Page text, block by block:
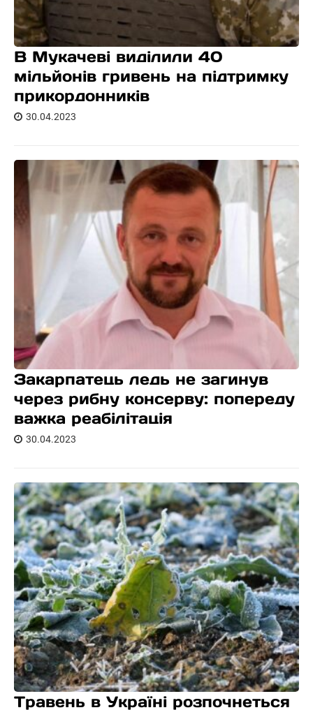
В Мукачеві виділили 40
мільйонів гривень на підтримку
прикордонників
30.04.2023
Закарпатець ледь не загинув
через рибну консерву: попереду
важка реабілітація
30.04.2023
Травень в Україні розпочнеться